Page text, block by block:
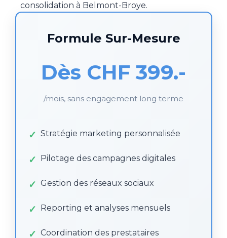
consolidation à Belmont-Broye.
Formule Sur-Mesure
Dès CHF 399.-
/mois, sans engagement long terme
Stratégie marketing personnalisée
Pilotage des campagnes digitales
Gestion des réseaux sociaux
Reporting et analyses mensuels
Coordination des prestataires